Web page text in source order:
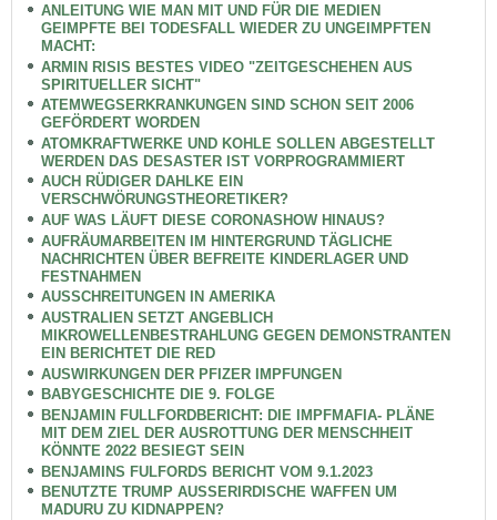
ANLEITUNG WIE MAN MIT UND FÜR DIE MEDIEN
GEIMPFTE BEI TODESFALL WIEDER ZU UNGEIMPFTEN
MACHT:
ARMIN RISIS BESTES VIDEO "ZEITGESCHEHEN AUS
SPIRITUELLER SICHT"
ATEMWEGSERKRANKUNGEN SIND SCHON SEIT 2006
GEFÖRDERT WORDEN
ATOMKRAFTWERKE UND KOHLE SOLLEN ABGESTELLT
WERDEN DAS DESASTER IST VORPROGRAMMIERT
AUCH RÜDIGER DAHLKE EIN
VERSCHWÖRUNGSTHEORETIKER?
AUF WAS LÄUFT DIESE CORONASHOW HINAUS?
AUFRÄUMARBEITEN IM HINTERGRUND TÄGLICHE
NACHRICHTEN ÜBER BEFREITE KINDERLAGER UND
FESTNAHMEN
AUSSCHREITUNGEN IN AMERIKA
AUSTRALIEN SETZT ANGEBLICH
MIKROWELLENBESTRAHLUNG GEGEN DEMONSTRANTEN
EIN BERICHTET DIE RED
AUSWIRKUNGEN DER PFIZER IMPFUNGEN
BABYGESCHICHTE DIE 9. FOLGE
BENJAMIN FULLFORDBERICHT: DIE IMPFMAFIA- PLÄNE
MIT DEM ZIEL DER AUSROTTUNG DER MENSCHHEIT
KÖNNTE 2022 BESIEGT SEIN
BENJAMINS FULFORDS BERICHT VOM 9.1.2023
BENUTZTE TRUMP AUSSERIRDISCHE WAFFEN UM
MADURU ZU KIDNAPPEN?